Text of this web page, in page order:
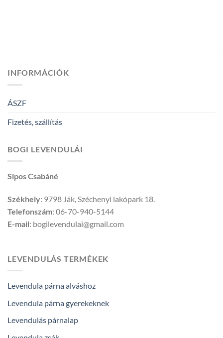
INFORMÁCIÓK
ÁSZF
Fizetés, szállítás
BOGI LEVENDULÁI
Sipos Csabáné
Székhely: 9798 Ják, Széchenyi lakópark 18.
Telefonszám: 06-70-940-5144
E-mail: bogilevendulai@gmail.com
LEVENDULÁS TERMÉKEK
Levendula párna alváshoz
Levendula párna gyerekeknek
Levendulás párnalap